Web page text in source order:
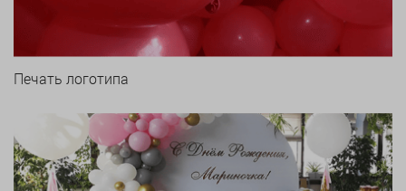
Печать логотипа